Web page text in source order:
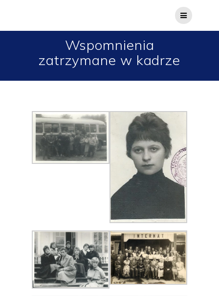
Wspomnienia
zatrzymane w kadrze